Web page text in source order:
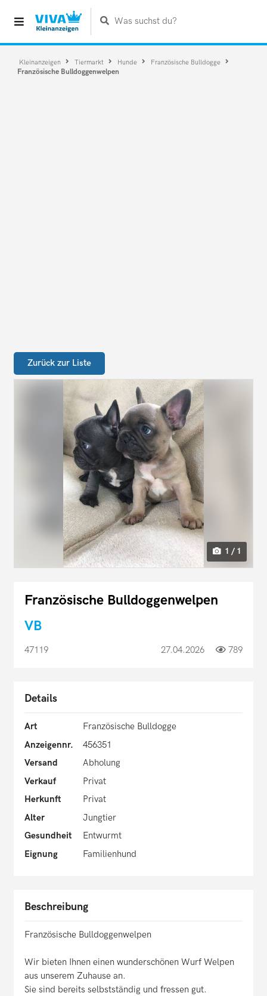
Was suchst du?
Kleinanzeigen Tiermarkt Hunde Französische Bulldogge
Französische Bulldoggenwelpen
Zurück zur Liste
1 / 1
Französische Bulldoggenwelpen
VB
47119 27.04.2026 789
Details
Art
Französische Bulldogge
Anzeigennr.
456351
Versand
Abholung
Verkauf
Privat
Herkunft
Privat
Alter
Jungtier
Gesundheit
Entwurmt
Eignung
Familienhund
Beschreibung
Französische Bulldoggenwelpen
Wir bieten Ihnen einen wunderschönen Wurf Welpen
aus unserem Zuhause an.
Sie sind bereits selbstständig und fressen gut.